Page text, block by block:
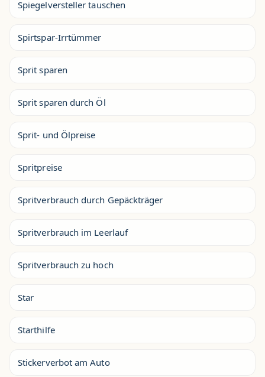
Spiegelversteller tauschen
Spirtspar-Irrtümmer
Sprit sparen
Sprit sparen durch Öl
Sprit- und Ölpreise
Spritpreise
Spritverbrauch durch Gepäckträger
Spritverbrauch im Leerlauf
Spritverbrauch zu hoch
Star
Starthilfe
Stickerverbot am Auto